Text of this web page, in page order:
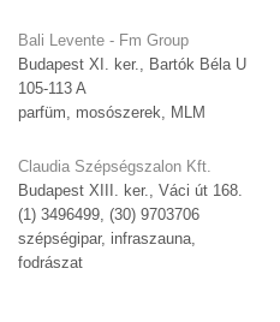
Bali Levente - Fm Group
Budapest XI. ker., Bartók Béla U
105-113 A
parfüm, mosószerek, MLM
Claudia Szépségszalon Kft.
Budapest XIII. ker., Váci út 168.
(1) 3496499, (30) 9703706
szépségipar, infraszauna,
fodrászat